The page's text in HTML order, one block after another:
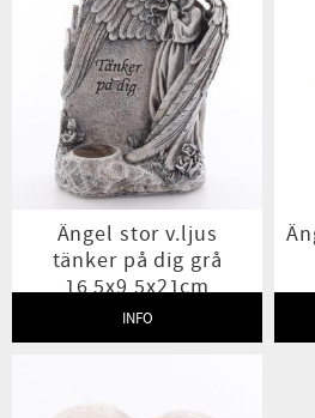
Ängel stor v.ljus
tänker på dig grå
16,5x9,5x21cm
INFO